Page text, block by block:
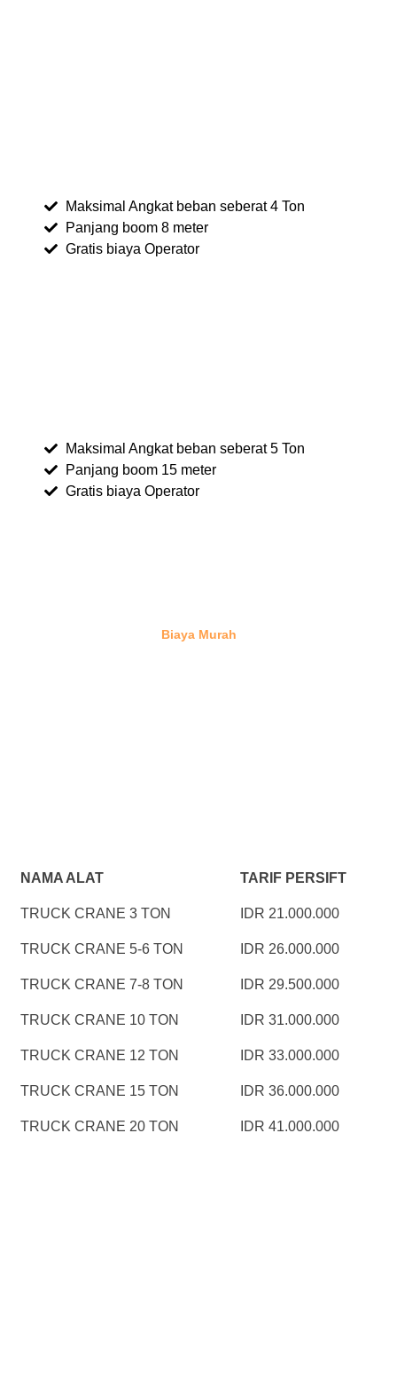
Maksimal Angkat beban seberat 4 Ton
Panjang boom 8 meter
Gratis biaya Operator
Maksimal Angkat beban seberat 5 Ton
Panjang boom 15 meter
Gratis biaya Operator
Biaya Murah
NAMA ALAT TARIF PERSIFT
TRUCK CRANE 3 TON IDR 21.000.000
TRUCK CRANE 5-6 TON IDR 26.000.000
TRUCK CRANE 7-8 TON IDR 29.500.000
TRUCK CRANE 10 TON IDR 31.000.000
TRUCK CRANE 12 TON IDR 33.000.000
TRUCK CRANE 15 TON IDR 36.000.000
TRUCK CRANE 20 TON IDR 41.000.000